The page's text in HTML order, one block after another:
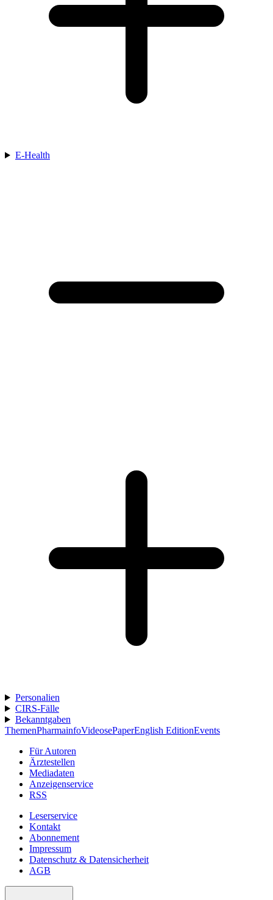
E-Health
Personalien
CIRS-Fälle
Bekanntgaben
ThemenPharmainfoVideosePaperEnglish EditionEvents
Für Autoren
Ärztestellen
Mediadaten
Anzeigenservice
RSS
Leserservice
Kontakt
Abonnement
Impressum
Datenschutz & Datensicherheit
AGB